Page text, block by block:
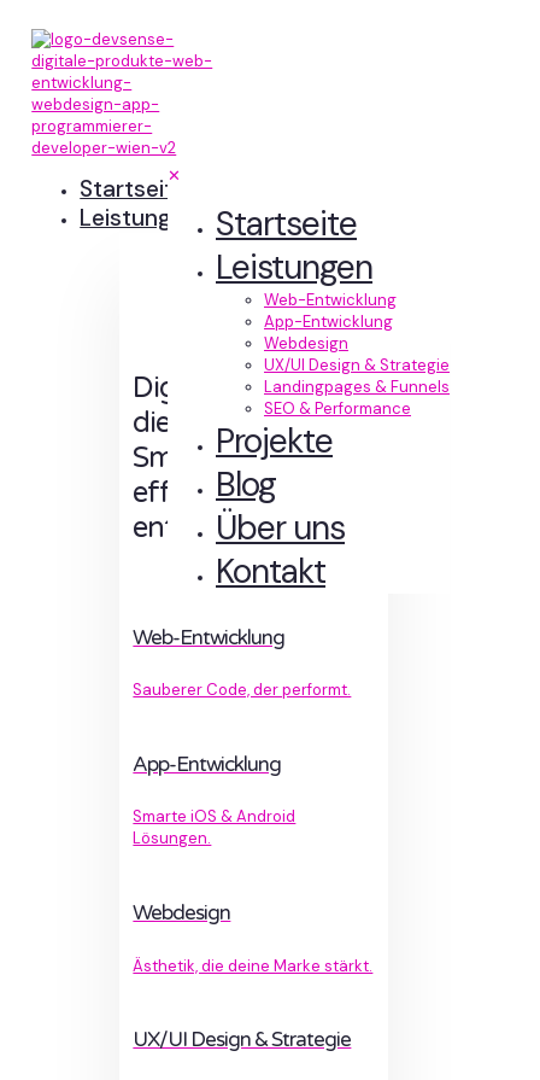
✕
Startseite
Leistungen
Web-Entwicklung
App-Entwicklung
Webdesign
UX/UI Design & Strategie
Landingpages & Funnels
SEO & Performance
Projekte
Blog
Über uns
Kontakt
Startseite
Leistungen
Digitale Erlebnisse,
die Sinn machen.
Smart designt und
effizient
entwickelt.
Web-Entwicklung
Sauberer Code, der performt.
App-Entwicklung
Smarte iOS & Android
Lösungen.
Webdesign
Ästhetik, die deine Marke stärkt.
UX/UI Design & Strategie